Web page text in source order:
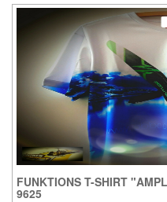
FUNKTIONS T-SHIRT
9625